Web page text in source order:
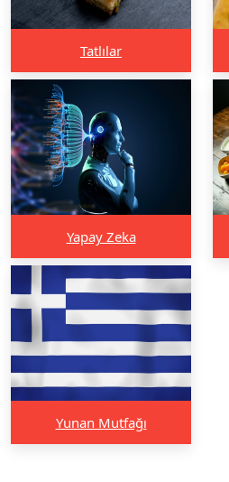
Tatlılar
Yapay Zeka
Yunan Mutfağı